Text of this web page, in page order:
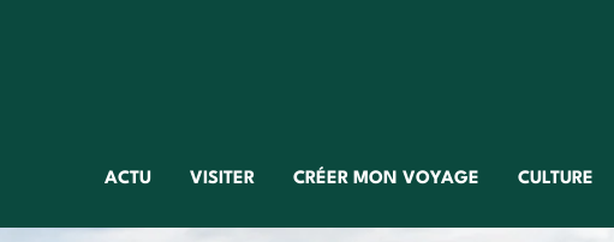
ACTU VISITER CRÉER MON VOYAGE CULTURE